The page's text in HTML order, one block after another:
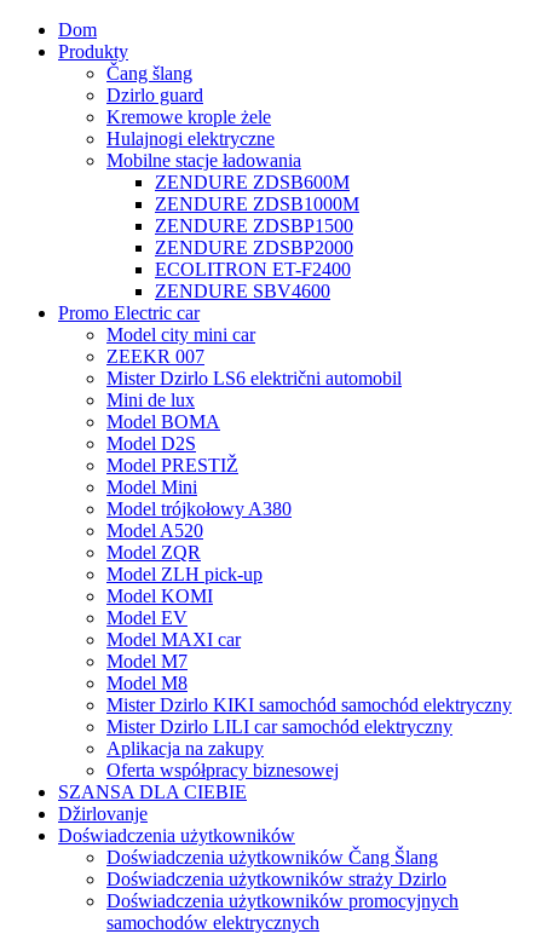
Dom
Produkty
Čang šlang
Dzirlo guard
Kremowe krople żele
Hulajnogi elektryczne
Mobilne stacje ładowania
ZENDURE ZDSB600M
ZENDURE ZDSB1000M
ZENDURE ZDSBP1500
ZENDURE ZDSBP2000
ECOLITRON ET-F2400
ZENDURE SBV4600
Promo Electric car
Model city mini car
ZEEKR 007
Mister Dzirlo LS6 električni automobil
Mini de lux
Model BOMA
Model D2S
Model PRESTIŽ
Model Mini
Model trójkołowy A380
Model A520
Model ZQR
Model ZLH pick-up
Model KOMI
Model EV
Model MAXI car
Model M7
Model M8
Mister Dzirlo KIKI samochód samochód elektryczny
Mister Dzirlo LILI car samochód elektryczny
Aplikacja na zakupy
Oferta współpracy biznesowej
SZANSA DLA CIEBIE
Džirlovanje
Doświadczenia użytkowników
Doświadczenia użytkowników Čang Šlang
Doświadczenia użytkowników straży Dzirlo
Doświadczenia użytkowników promocyjnych
samochodów elektrycznych